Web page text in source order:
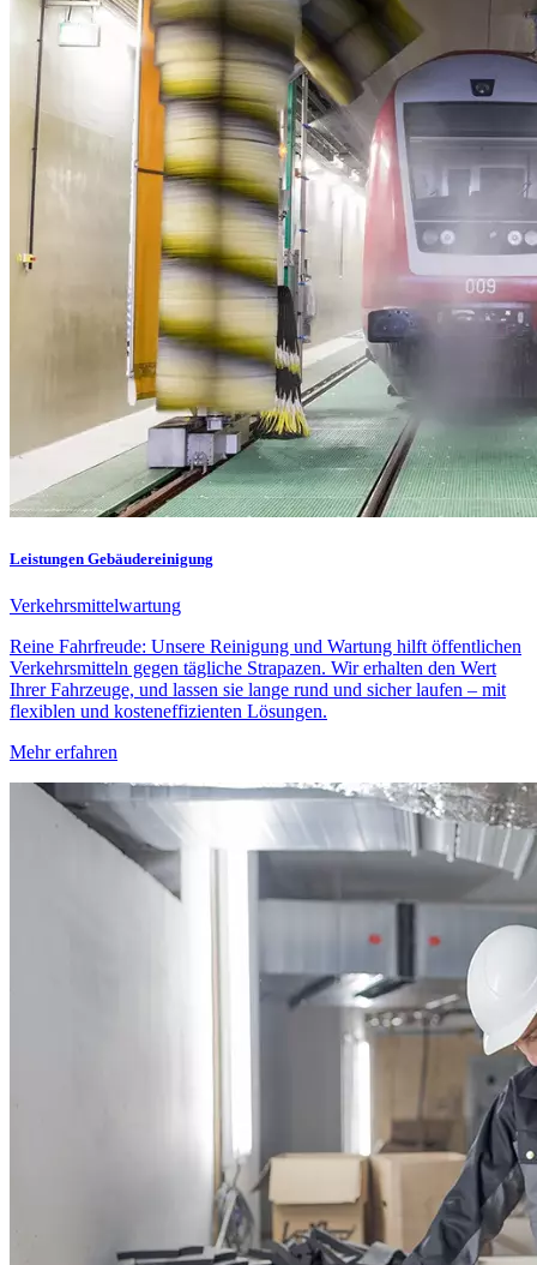
Leistungen Gebäudereinigung
Verkehrsmittelwartung
Reine Fahrfreude: Unsere Reinigung und Wartung hilft öffentlichen
Verkehrsmitteln gegen tägliche Strapazen. Wir erhalten den Wert
Ihrer Fahrzeuge, und lassen sie lange rund und sicher laufen – mit
flexiblen und kosteneffizienten Lösungen.
Mehr erfahren